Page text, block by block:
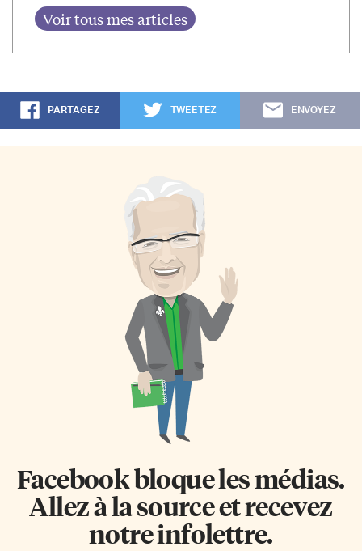
PARTAGEZ TWEETEZ ENVOYEZ
Facebook bloque les médias.
Allez à la source et recevez
notre infolettre.